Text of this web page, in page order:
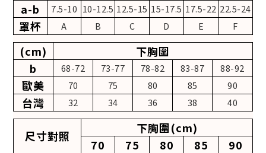
a-b
7.5-10 10-12.5 12.5-15 15-17.5 17.5-22 22.5-24
罩杯 A B C D E F
(cm)
下胸圍
b
68-72 73-77 78-82 83-87 88-92
歐美 70 75 80 85 90
台灣 32 34 36 38 40
尺寸對照
下胸圍(cm)
70
75 80 85 90